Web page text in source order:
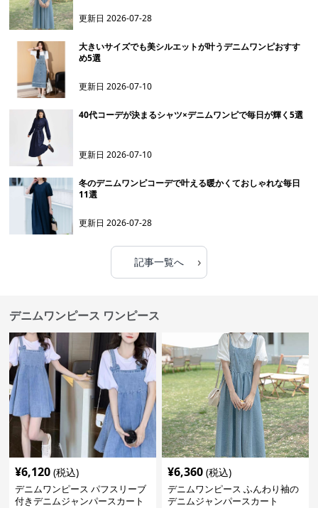
更新日2026-07-28
大きいサイズでも美シルエットが叶うデニムワンピおすす
め5選
更新日2026-07-10
40代コーデが決まるシャツ×デニムワンピで毎日が輝く5選
更新日2026-07-10
冬のデニムワンピコーデで叶える暖かくておしゃれな毎日
11選
更新日2026-07-28
記事一覧へ ›
デニムワンピース ワンピース
¥6,120 (税込)
デニムワンピース パフスリーブ
付きデニムジャンパースカート
¥6,360 (税込)
デニムワンピース ふんわり袖の
デニムジャンパースカート